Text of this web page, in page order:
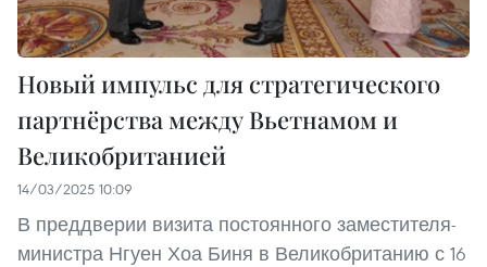
Новый импульс для стратегического
партнёрства между Вьетнамом и
Великобританией
14/03/2025 10:09
В преддверии визита постоянного заместителя-
министра Нгуен Хоа Биня в Великобританию с 16